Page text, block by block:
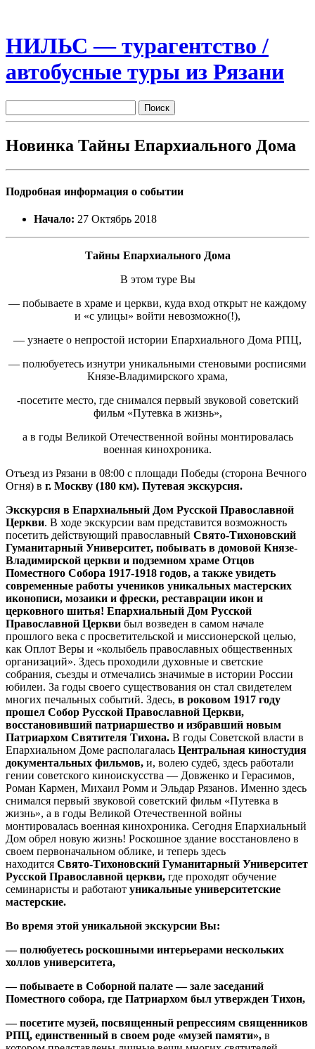
НИЛЬС — турагентство /
автобусные туры из Рязани
Новинка Тайны Епархиального Дома
Подробная информация о событии
Начало: 27 Октябрь 2018
Тайны Епархиального Дома
В этом туре Вы
— побываете в храме и церкви, куда вход открыт не каждому
и «с улицы» войти невозможно(!),
— узнаете о непростой истории Епархиального Дома РПЦ,
— полюбуетесь изнутри уникальными стеновыми росписями
Князе-Владимирского храма,
-посетите место, где снимался первый звуковой советский
фильм «Путевка в жизнь»,
а в годы Великой Отечественной войны монтировалась
военная кинохроника.
Отъезд из Рязани в 08:00 с площади Победы (сторона Вечного
Огня) в г. Москву (180 км). Путевая экскурсия.
Экскурсия в Епархиальный Дом Русской Православной
Церкви. В ходе экскурсии вам представится возможность
посетить действующий православный Свято-Тихоновский
Гуманитарный Университет, побывать в домовой Князе-
Владимирской церкви и подземном храме Отцов
Поместного Собора 1917-1918 годов, а также увидеть
современные работы учеников уникальных мастерских
иконописи, мозаики и фрески, реставрации икон и
церковного шитья! Епархиальный Дом Русской
Православной Церкви был возведен в самом начале
прошлого века с просветительской и миссионерской целью,
как Оплот Веры и «колыбель православных общественных
организаций». Здесь проходили духовные и светские
собрания, съезды и отмечались значимые в истории России
юбилеи. За годы своего существования он стал свидетелем
многих печальных событий. Здесь, в роковом 1917 году
прошел Собор Русской Православной Церкви,
восстановивший патриаршество и избравший новым
Патриархом Святителя Тихона. В годы Советской власти в
Епархиальном Доме располагалась Центральная киностудия
документальных фильмов, и, волею судеб, здесь работали
гении советского киноискусства — Довженко и Герасимов,
Роман Кармен, Михаил Ромм и Эльдар Рязанов. Именно здесь
снимался первый звуковой советский фильм «Путевка в
жизнь», а в годы Великой Отечественной войны
монтировалась военная кинохроника. Сегодня Епархиальный
Дом обрел новую жизнь! Роскошное здание восстановлено в
своем первоначальном облике, и теперь здесь
находится Свято-Тихоновский Гуманитарный Университет
Русской Православной церкви, где проходят обучение
семинаристы и работают уникальные университетские
мастерские.
Во время этой уникальной экскурсии Вы:
— полюбуетесь роскошными интерьерами нескольких
холлов университета,
— побываете в Соборной палате — зале заседаний
Поместного собора, где Патриархом был утвержден Тихон,
— посетите музей, посвященный репрессиям священников
РПЦ, единственный в своем роде «музей памяти», в